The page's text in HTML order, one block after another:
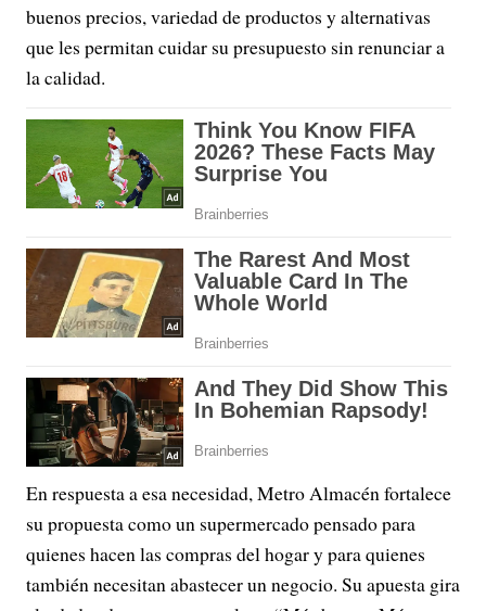
buenos precios, variedad de productos y alternativas
que les permitan cuidar su presupuesto sin renunciar a
la calidad.
En respuesta a esa necesidad, Metro Almacén fortalece
su propuesta como un supermercado pensado para
quienes hacen las compras del hogar y para quienes
también necesitan abastecer un negocio. Su apuesta gira